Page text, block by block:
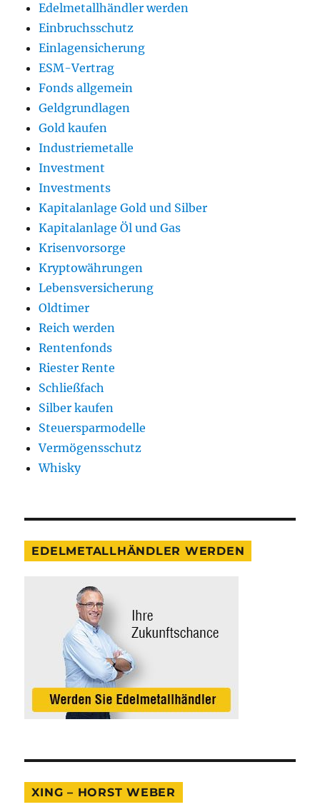
Edelmetallhändler werden
Einbruchsschutz
Einlagensicherung
ESM-Vertrag
Fonds allgemein
Geldgrundlagen
Gold kaufen
Industriemetalle
Investment
Investments
Kapitalanlage Gold und Silber
Kapitalanlage Öl und Gas
Krisenvorsorge
Kryptowährungen
Lebensversicherung
Oldtimer
Reich werden
Rentenfonds
Riester Rente
Schließfach
Silber kaufen
Steuersparmodelle
Vermögensschutz
Whisky
EDELMETALLHÄNDLER WERDEN
XING – HORST WEBER